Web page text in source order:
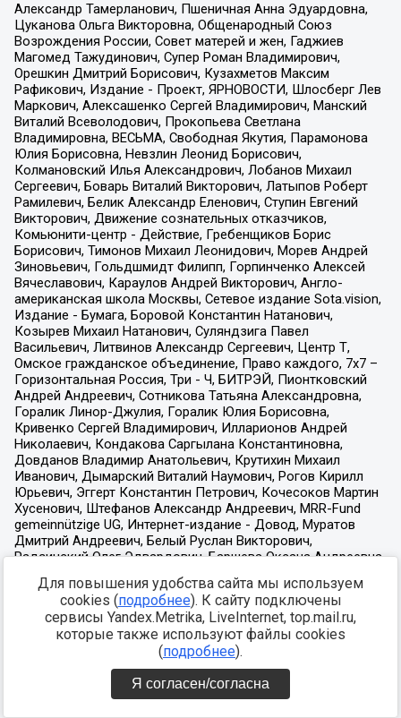
Для повышения удобства сайта мы используем
cookies (подробнее). К сайту подключены
сервисы Yandex.Metrika, LiveInternet, top.mail.ru,
которые также используют файлы cookies
(подробнее).
Я согласен/согласна